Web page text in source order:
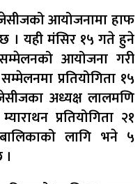
जेसीजको आयोजनामा हाफ
छ । यही मंसिर १५ गते हुने
आयोजना गरी
प्रतियोगिता १५
अध्यक्ष लालमणि
प्रतियोगिता २१
लागि भने ५